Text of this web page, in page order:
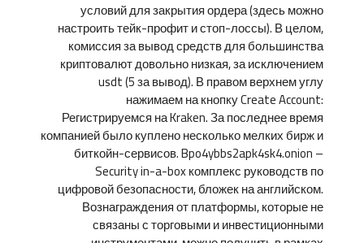
условий для закрытия ордера (здесь можно
настроить тейк-профит и стоп-лоссы). В целом,
комиссия за вывод средств для большинства
криптовалют довольно низкая, за исключением
usdt (5 за вывод). В правом верхнем углу
нажимаем на кнопку Create Account:
Регистрируемся на Kraken. За последнее время
компанией было куплено несколько мелких бирж и
биткойн-сервисов. Bpo4ybbs2apk4sk4.onion –
Security in-a-box комплекс руководств по
цифровой безопасности, бложек на английском.
Вознаграждения от платформы, которые не
связаны с торговыми и инвестиционными